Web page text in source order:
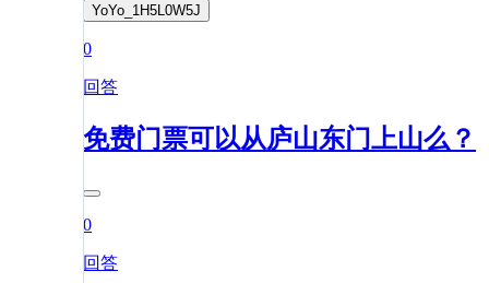
YoYo_1H5L0W5J
0
回答
免费门票可以从庐山东门上山么？
0
回答